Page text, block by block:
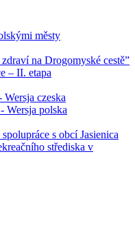
městy
na Drogomyské cestě”
– II. etapa
Wersja czeska
Wersja polska
s obcí Jasienica
střediska v